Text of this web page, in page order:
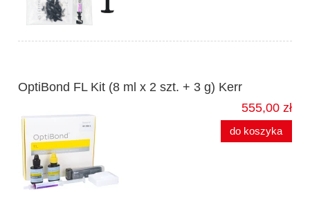
OptiBond FL Kit (8 ml x 2 szt. + 3 g) Kerr
555,00 zł
do koszyka